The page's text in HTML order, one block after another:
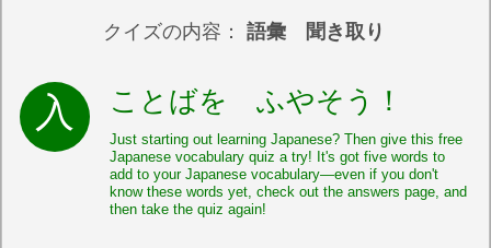
クイズの内容： 語彙 聞き取り
ことばを ふやそう！
Just starting out learning Japanese? Then give this free
Japanese vocabulary quiz a try! It's got five words to
add to your Japanese vocabulary—even if you don't
know these words yet, check out the answers page, and
then take the quiz again!